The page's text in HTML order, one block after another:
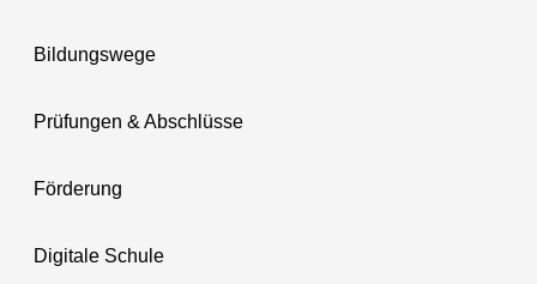
Bildungswege
Prüfungen & Abschlüsse
Förderung
Digitale Schule